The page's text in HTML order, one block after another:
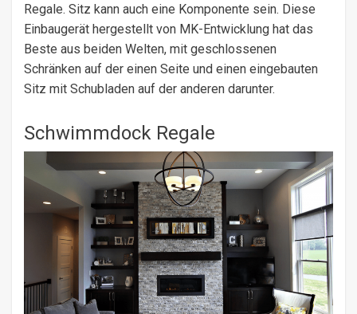
Regale. Sitz kann auch eine Komponente sein. Diese
Einbaugerät hergestellt von MK-Entwicklung hat das
Beste aus beiden Welten, mit geschlossenen
Schränken auf der einen Seite und einen eingebauten
Sitz mit Schubladen auf der anderen darunter.
Schwimmdock Regale